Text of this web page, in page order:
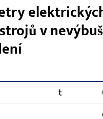
v
t